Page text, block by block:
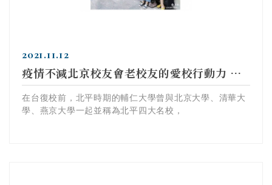
2021.11.12
疫情不減北京校友會老校友的愛校行動力 回憶舊照思念母校
在台復校前，北平時期的輔仁大學曾與北京大學、清華大
學、燕京大學一起並稱為北平四大名校，